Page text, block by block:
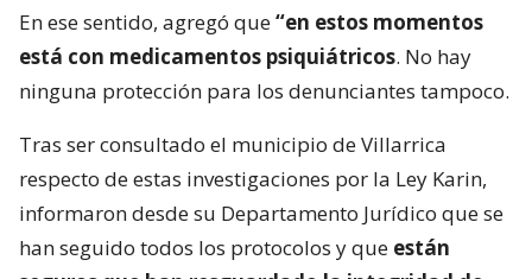
En ese sentido, agregó que“en estos momentos
está con medicamentos psiquiátricos. No hay
ninguna protección para los denunciantes tampoco.
Tras ser consultado el municipio de Villarrica
respecto de estas investigaciones por la Ley Karin,
informaron desde su Departamento Jurídico que se
han seguido todos los protocolos y que están